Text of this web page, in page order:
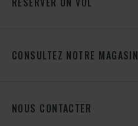
CONSULTEZ NOTRE MAGASIN
NOUS CONTACTER